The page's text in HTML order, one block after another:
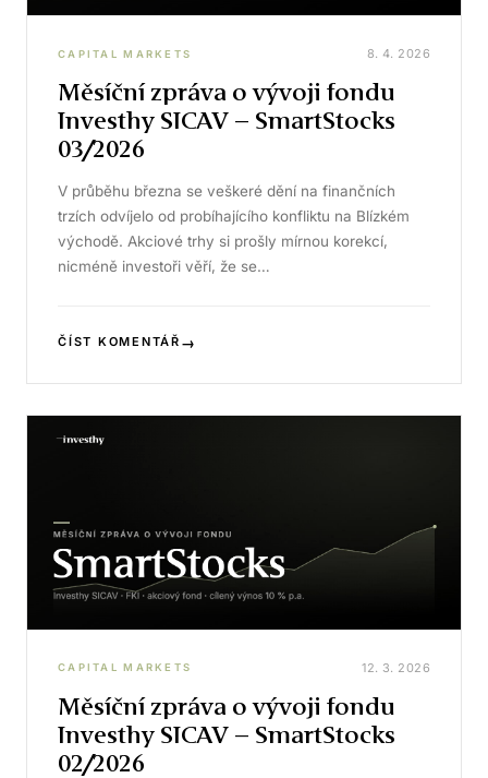
CAPITAL MARKETS 8. 4. 2026
Měsíční zpráva o vývoji fondu
Investhy SICAV – SmartStocks
03/2026
V průběhu března se veškeré dění na finančních
trzích odvíjelo od probíhajícího konfliktu na Blízkém
východě. Akciové trhy si prošly mírnou korekcí,
nicméně investoři věří, že se…
ČÍST KOMENTÁŘ →
CAPITAL MARKETS 12. 3. 2026
Měsíční zpráva o vývoji fondu
Investhy SICAV – SmartStocks
02/2026